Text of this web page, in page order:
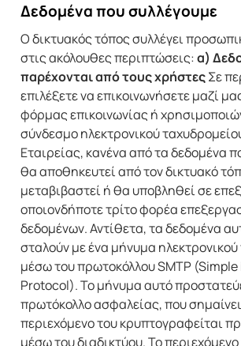
Δεδομένα που συλλέγουμε
Ο δικτυακός τόπος συλλέγει
στις ακόλουθες περιπτώσεις:α)
παρέχονται από τους χρήστεςΣε
επιλέξετε να επικοινωνήσετε μαζί
φόρμας επικοινωνίας ή
σύνδεσμο ηλεκτρονικού
Εταιρείας, κανένα από τα δεδομένα
θα αποθηκευτεί από τον δικτυακό
μεταβιβαστεί ή θα υποβληθεί σε
οποιονδήποτε τρίτο φορέα
δεδομένων. Αντίθετα, τα δεδομένα
σταλούν με ένα μήνυμα
μέσω του πρωτοκόλλου SMTP
Protocol). Το μήνυμα αυτό
πρωτόκολλο ασφαλείας, που
περιεχόμενο του κρυπτογραφείται
μέσω του διαδικτύου. Το